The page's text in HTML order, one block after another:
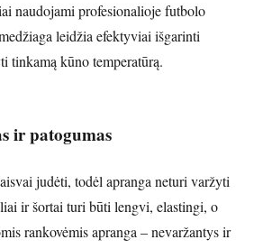
naudojami profesionalioje futbolo
leidžia efektyviai išgarinti
tinkamą kūno temperatūrą.
ir patogumas
judėti, todėl apranga neturi varžyti
ir šortai turi būti lengvi, elastingi, o
rankovėmis apranga – nevaržantys ir